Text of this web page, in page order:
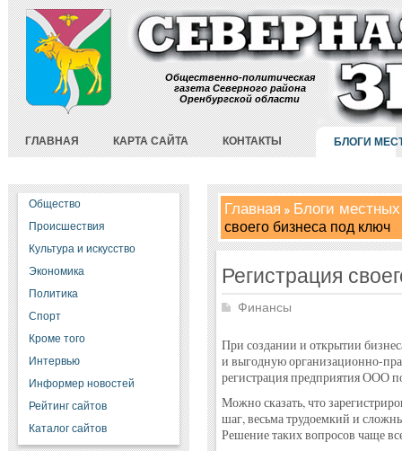
Общественно-политическая
газета Северного района
Оренбургской области
ГЛАВНАЯ КАРТА САЙТА КОНТАКТЫ БЛОГИ
Общество
Происшествия
Культура и искусство
Экономика
Политика
Спорт
Кроме того
Интервью
Информер новостей
Рейтинг сайтов
Каталог сайтов
Главная Блоги
своего бизнеса под ключ
Регистрация
Финансы
При создании и открытии
и выгодную организационно-
регистрация предприятия ООО
Можно сказать, что
шаг, весьма трудоемкий и
Решение таких вопросов чаще